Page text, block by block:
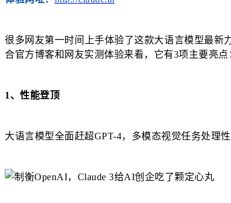
很多网友第一时间上手体验了这款大语言模型最新
合官方博客和网友实测体验来看，它有3项主要亮点
1、性能登顶
大语言模型全面赶超GPT-4，多模态视觉任务处理